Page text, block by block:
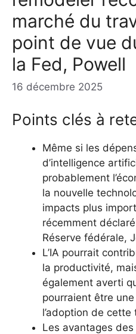
marché du
point de vue
la Fed, Powell
16 décembre 2025
Points clés à
Même si les
d’intelligence
probablement
la nouvelle
impacts plus
récemment
Réserve fédérale,
L’IA pourrait
la productivité,
également averti
pourraient être
l’adoption de cette
Les avantages